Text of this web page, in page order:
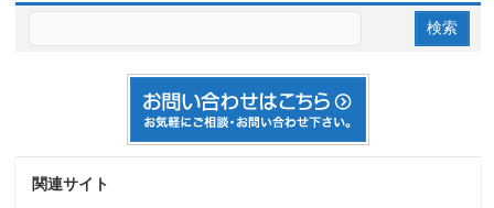
関連サイト